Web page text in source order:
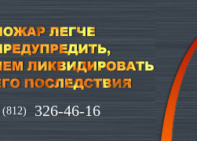
(812) 326-46-16